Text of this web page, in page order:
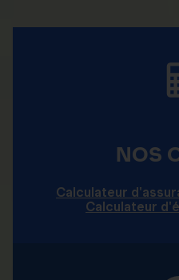
NOS
Calculateur
Calculateur